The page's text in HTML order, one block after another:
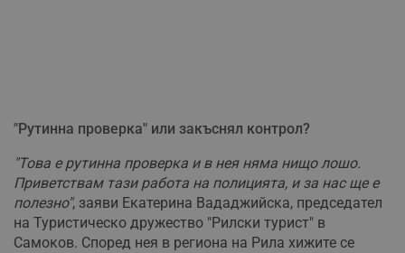
"Рутинна проверка" или закъснял контрол?
"Това е рутинна проверка и в нея няма нищо лошо.
Приветствам тази работа на полицията, и за нас ще е
полезно", заяви Екатерина Вададжийска, председател
на Туристическо дружество "Рилски турист" в
Самоков. Според нея в региона на Рила хижите се